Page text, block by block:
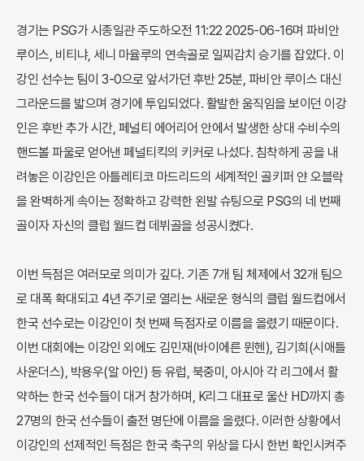
경기는 PSG가 시종일관 주도하오전 11:22 2025-06-16며 파비안
루이스, 비티냐, 세니 마율루의 연속골로 일찌감치 승기를 잡았다. 이
강인 선수는 팀이 3-0으로 앞서가던 후반 25분, 파비안 루이스 대신
그라운드를 밟으며 경기에 투입되었다. 활발한 움직임을 보이던 이강
인은 후반 추가 시간, 페널티 에어리어 안에서 발생한 상대 수비수의
핸드볼 파울로 얻어낸 페널티킥의 키커로 나섰다. 침착하게 공을 내
려놓은 이강인은 아틀레티코 마드리드의 세계적인 골키퍼 얀 오블락
을 완벽하게 속이는 정확하고 강력한 왼발 슈팅으로 PSG의 네 번째
골이자 자신의 클럽 월드컵 데뷔골을 성공시켰다.
이번 득점은 여러모로 의미가 깊다. 기존 7개 팀 체제에서 32개 팀으
로 대폭 확대되고 4년 주기로 열리는 새로운 형식의 클럽 월드컵에서
한국 선수로는 이강인이 첫 번째 득점자로 이름을 올렸기 때문이다.
이번 대회에는 이강인 외에도 김민재(바이에른 뮌헨), 김기희(시애틀
사운더스), 박용우(알 아인) 등 유럽, 북중미, 아시아 각 리그에서 활
약하는 한국 선수들이 대거 참가하며, K리그 대표로 울산 HD까지 총
27명의 한국 선수들이 출전 명단에 이름을 올렸다. 이러한 상황에서
이강인의 선제적인 득점은 한국 축구의 위상을 다시 한번 확인시켜주